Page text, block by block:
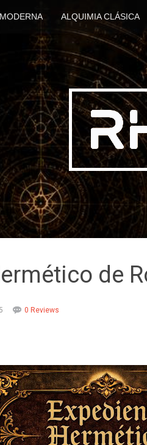
ALQUIMIA CLÁSICA
de
0 Reviews